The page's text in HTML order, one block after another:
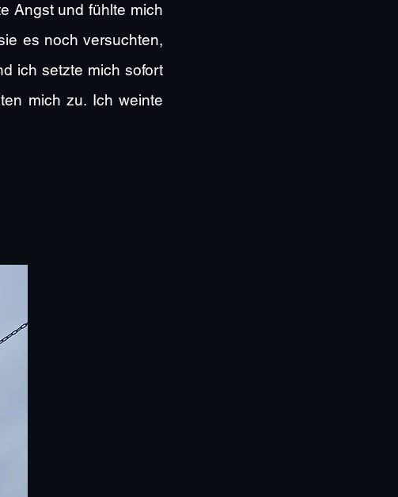
Angst und fühlte mich
es noch versuchten,
ich setzte mich sofort
mich zu. Ich weinte